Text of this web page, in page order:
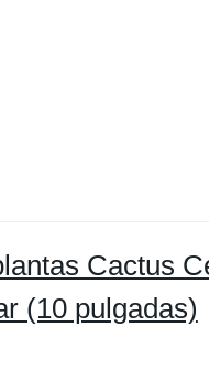
Cactus
(10 pulgadas)